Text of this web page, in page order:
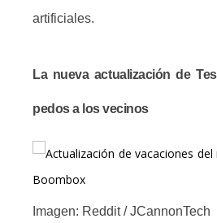
artificiales.
La nueva actualización de
pedos a los vecinos
Imagen: Reddit / JCannonTech